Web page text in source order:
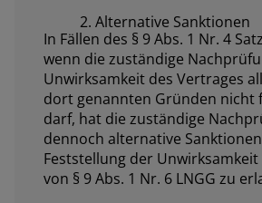
2. Alternative Sanktionen
In Fällen des § 9 Abs. 1 Nr. 4
wenn die zuständige
Unwirksamkeit des Vertrages
dort genannten Gründen nicht
darf, hat die zuständige
dennoch alternative
Feststellung der
von § 9 Abs. 1 Nr. 6 LNGG zu